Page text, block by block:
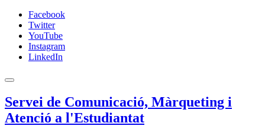
Facebook
Twitter
YouTube
Instagram
LinkedIn
Servei de Comunicació, Màrqueting i
Atenció a l'Estudiantat